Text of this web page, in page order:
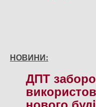
НОВИНИ:
ДПТ